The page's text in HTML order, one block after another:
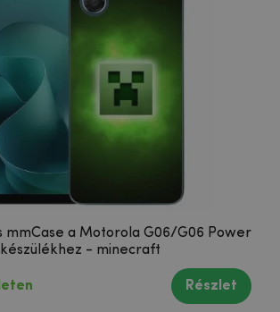
mmCase a Motorola G06/G06 Power
készülékhez - minecraft
Részlet